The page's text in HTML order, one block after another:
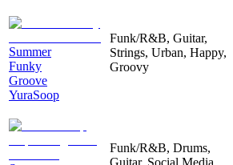
Summer
Funky
Groove
YuraSoop
Funk/R&B, Guitar,
Strings, Urban, Happy,
Groovy
Funk/R&B, Drums,
Guitar, Social Media,